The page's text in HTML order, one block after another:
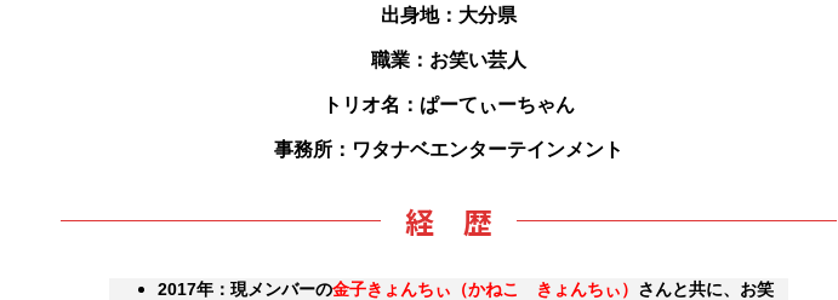
出身地：大分県
職業：お笑い芸人
トリオ名：ぱーてぃーちゃん
事務所：ワタナベエンターテインメント
経 歴
2017年：現メンバーの金子きょんちぃ（かねこ きょんちぃ） さんと共に、お笑